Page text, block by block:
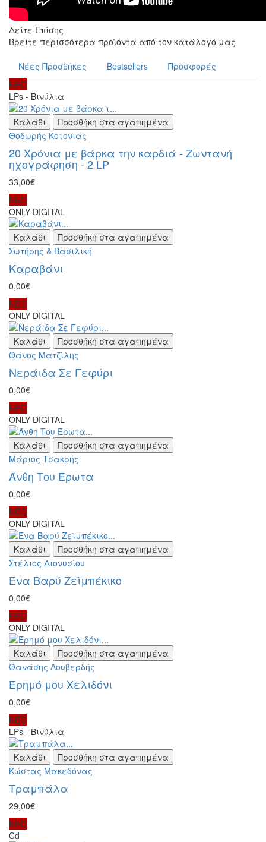
Δείτε Επίσης
Βρείτε περισσότερα προϊόντα από τον κατάλογό μας
Νέες Προσθήκες Bestsellers
Προσφορές
ΝΕΟ
LPs - Βινύλια
Καλάθι
Προσθήκη στα αγαπημένα
Θοδωρής Κοτονιάς
20 Χρόνια με βάρκα την καρδιά - Ζωντανή
ηχογράφηση - 2 LP
33,00€
ΝΕΟ
ONLY DIGITAL
Καλάθι
Προσθήκη στα αγαπημένα
Σωτήρης & Βασιλική
Καραβάνι
0,00€
ΝΕΟ
ONLY DIGITAL
Καλάθι
Προσθήκη στα αγαπημένα
Θάνος Ματζίλης
Νεράιδα Σε Γεφύρι
0,00€
ΝΕΟ
ONLY DIGITAL
Καλάθι
Προσθήκη στα αγαπημένα
Μάριος Τσακρής
Άνθη Του Έρωτα
0,00€
ΝΕΟ
ONLY DIGITAL
Καλάθι
Προσθήκη στα αγαπημένα
Στέλιος Διονυσίου
Ένα Βαρύ Ζεϊμπέκικο
0,00€
ΝΕΟ
ONLY DIGITAL
Καλάθι
Προσθήκη στα αγαπημένα
Θανάσης Λουβερδής
Έρημό μου Χελιδόνι
0,00€
ΝΕΟ
LPs - Βινύλια
Καλάθι
Προσθήκη στα αγαπημένα
Κώστας Μακεδόνας
Τραμπάλα
29,00€
ΝΕΟ
Cd